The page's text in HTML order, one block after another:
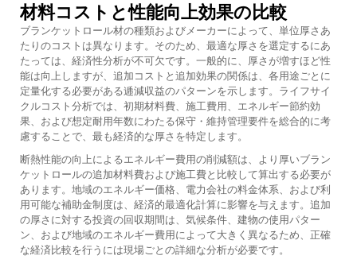
材料コストと性能向上効果の比較
ブランケットロール材の種類およびメーカーによって、単位厚さあ
たりのコストは異なります。そのため、最適な厚さを選定するにあ
たっては、経済性分析が不可欠です。一般的に、厚さが増すほど性
能は向上しますが、追加コストと追加効果の関係は、各用途ごとに
定量化する必要がある逓減収益のパターンを示します。ライフサイ
クルコスト分析では、初期材料費、施工費用、エネルギー節約効
果、および想定耐用年数にわたる保守・維持管理要件を総合的に考
慮することで、最も経済的な厚さを特定します。
断熱性能の向上によるエネルギー費用の削減額は、より厚いブラン
ケットロールの追加材料費および施工費と比較して算出する必要が
あります。地域のエネルギー価格、電力会社の料金体系、および利
用可能な補助金制度は、経済的最適化計算に影響を与えます。追加
の厚さに対する投資の回収期間は、気候条件、建物の使用パター
ン、および地域のエネルギー費用によって大きく異なるため、正確
な経済比較を行うには現場ごとの詳細な分析が必要です。